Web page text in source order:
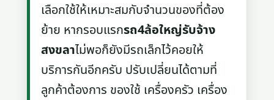
เลือกใช้ให้เหมาะสมกับจำนวนของที่ต้อง
ย้าย หากรอบแรกรถ4ล้อใหญ่รับจ้าง
สงขลาไม่พอก็ยังมีรถเล็กไว้คอยให้
บริการกันอีกครับ ปรับเปลี่ยนได้ตามที่
ลูกค้าต้องการ ของใช้ เครื่องครัว เครื่อง